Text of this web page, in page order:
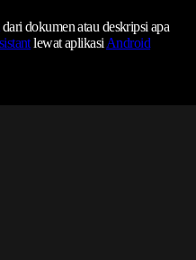
dari dokumen atau deskripsi apa
lewat aplikasiAndroid